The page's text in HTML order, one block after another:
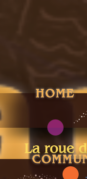
La roue